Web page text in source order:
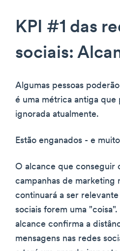
KPI #1 das
sociais:
Algumas pessoas
é uma métrica antiga que
ignorada atualmente.
Estão enganados - e
O alcance que conseguir
campanhas de marketing
continuará a ser
sociais forem uma
alcance confirma a
mensagens nas redes